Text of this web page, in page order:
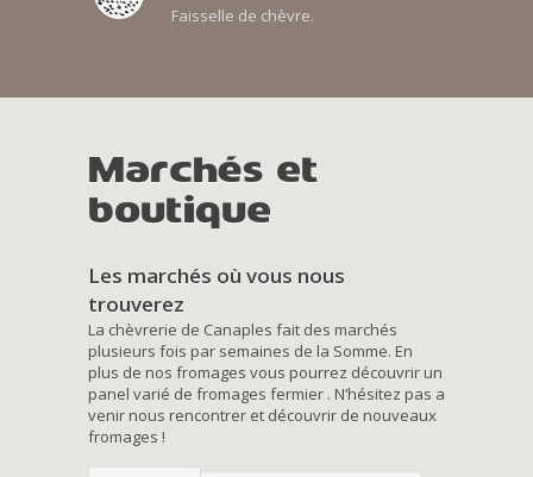
Faisselle de chèvre.
Marchés et
boutique
Les marchés où vous nous
trouverez
La chèvrerie de Canaples fait des marchés
plusieurs fois par semaines de la Somme. En
plus de nos fromages vous pourrez découvrir un
panel varié de fromages fermier . N’hésitez pas a
venir nous rencontrer et découvrir de nouveaux
fromages !